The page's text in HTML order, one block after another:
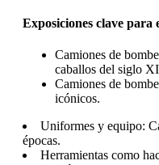
Exposiciones clave para
Camiones de
caballos del siglo
Camiones de
icónicos.
Uniformes y equipo:
épocas.
Herramientas como